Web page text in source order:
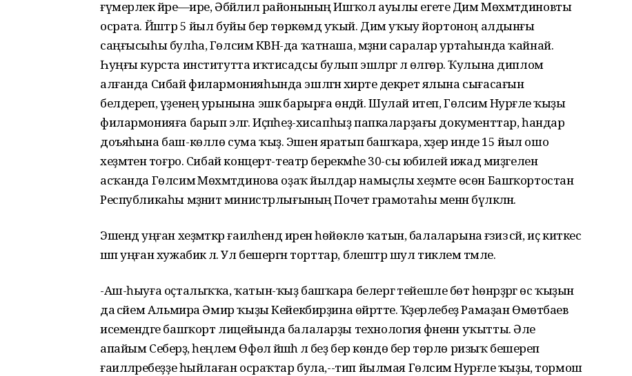
ғүмерлек йәре—ире, Әбйәлил районының Ишҡол ауылы егете Дим Мөхәмәтдиновты
осрата. Йәштәр 5 йыл буйы бер төркөмдә уҡый. Дим уҡыу йортоноң алдынғы
саңғысыһы булһа, Гөлсимә КВН-да ҡатнаша, мәҙәни саралар уртаһында ҡайнай.
Һуңғы курста институтта иҡтисадсы булып эшләргә лә өлгөрә. Ҡулына диплом
алғанда Сибай филармонияһында эшләгән әхирәте декрет ялына сығасағын
белдереп, үҙенең урынына эшкә барырға өндәй. Шулай итеп, Гөлсимә Нурғәле ҡыҙы
филармонияға барып эләгә. Иҫәпһеҙ-хисапһыҙ папкаларҙағы документтар, һандар
доъяһына баш-көллө сума ҡыҙ. Эшен яратып башҡара, хәҙер инде 15 йыл ошо
хеҙмәтенә тоғро. Сибай концерт-театр берекмәһе 30-сы юбилей ижад миҙгелен
асҡанда Гөлсимә Мөхәмәтдинова оҙаҡ йылдар намыҫлы хеҙмәте өсөн Башҡортостан
Республикаһы мәҙәниәт министрлығының Почет грамотаһы менән бүләкләнә.
Эшендә уңған хеҙмәткәр ғаиләһендә иренә һөйөклө ҡатын, балаларына ғәзиз әсәй, иҫ киткес
шәп уңған хужабикә лә. Ул бешергән торттар, бәлештәр шул тиклем тәмле.
-Аш-һыуға оҫталыҡҡа, ҡатын-ҡыҙ башҡара белергә тейешле бөтә һөнәрҙәргә өс ҡыҙын
да әсәйем Альмира Әмир ҡыҙы Кейекбирҙина өйрәтте. Ҡәҙерлебеҙ Рамаҙан Өмөтбаев
исемендәге башҡорт лицейында балаларҙы технология фәненән уҡытты. Әле
апайым Себерҙә, һеңлем Өфөлә йәшәһә лә беҙ бер көндө бер төрлө ризыҡ бешереп
ғаиләләребеҙҙе һыйлаған осраҡтар була,--тип йылмая Гөлсимә Нурғәле ҡыҙы, тормош